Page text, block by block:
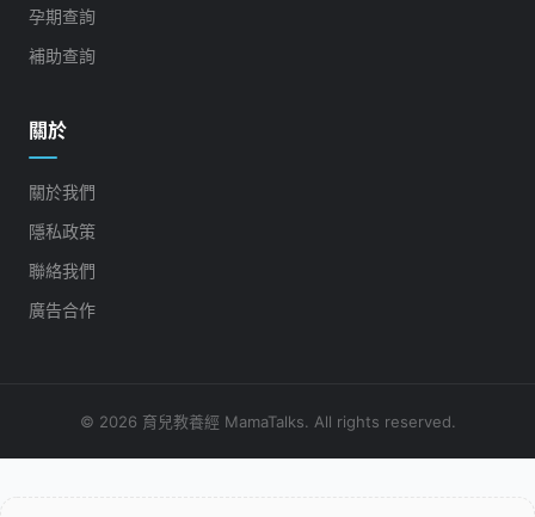
孕期查詢
補助查詢
關於
關於我們
隱私政策
聯絡我們
廣告合作
© 2026 育兒教養經 MamaTalks. All rights reserved.